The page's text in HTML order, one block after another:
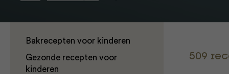
Bakrecepten voor kinderen
Gezonde recepten voor
kinderen
509